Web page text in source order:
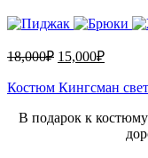
18,000₽ 15,000₽
Костюм Кингсман
В подарок к